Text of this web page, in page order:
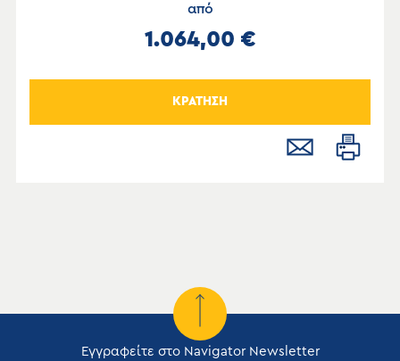
από
1.064,00 €
ΚΡΑΤΗΣΗ
Εγγραφείτε στο Navigator Newsletter